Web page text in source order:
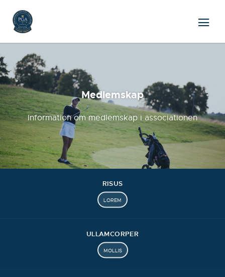
Medlemskap
Information om medlemskap i associationen
RISUS
LOREM
ULLAMCORPER
MOLLIS